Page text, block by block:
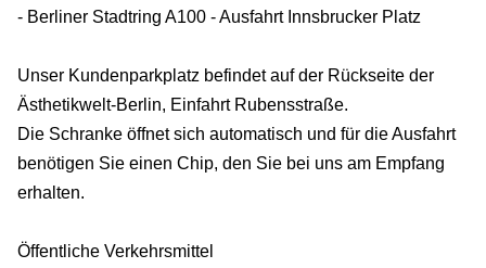
- Berliner Stadtring A100 - Ausfahrt Innsbrucker Platz
Unser Kundenparkplatz befindet auf der Rückseite der
Ästhetikwelt-Berlin, Einfahrt Rubensstraße.
Die Schranke öffnet sich automatisch und für die Ausfahrt
benötigen Sie einen Chip, den Sie bei uns am Empfang
erhalten.
Öffentliche Verkehrsmittel